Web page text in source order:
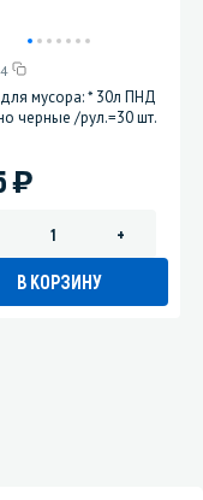
мусора: * 30л ПНД
черные /рул.=30 шт.
)
+
В КОРЗИНУ